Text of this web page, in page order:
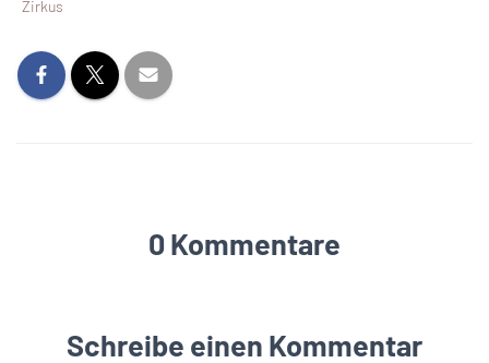
Zirkus
0 Kommentare
Schreibe einen Kommentar